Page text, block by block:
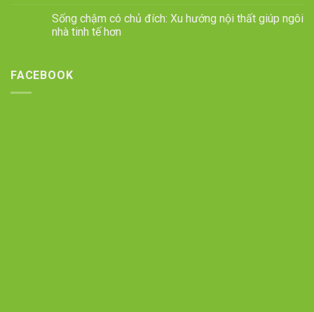
Sống chậm có chủ đích: Xu hướng nội thất giúp ngôi
nhà tinh tế hơn
FACEBOOK